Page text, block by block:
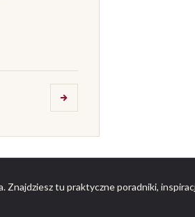
tu praktyczne poradniki,